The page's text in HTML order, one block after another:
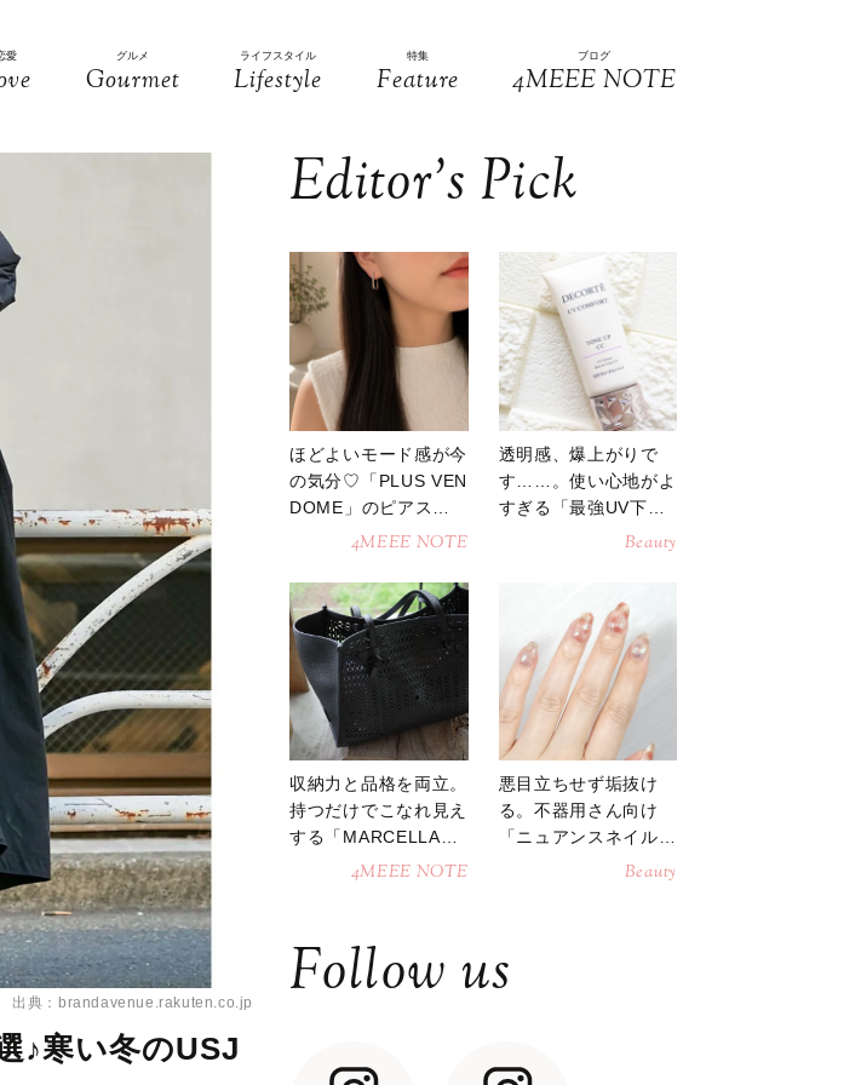
愛 グルメ
Gourmet
ライフスタイル
Lifestyle
特集
Feature
ブログ
4MEEE NOTE
出典：brandavenue.rakuten.co.jp
♪寒い冬のUSJ
Editor’s Pick
ほどよいモード感が今
の気分♡「PLUS VEN
DOME」のピアスが
4MEEE NOTE
透明感、爆上がりで
す……。使い心地がよ
すぎる「最強UV下
Beauty
収納力と品格を両立。
持つだけでこなれ見え
する「MARCELLAト
ートバッグ」4MEEE NOTE
悪目立ちせず垢抜け
る。不器用さん向け
「ニュアンスネイル」
Beauty
Follow us